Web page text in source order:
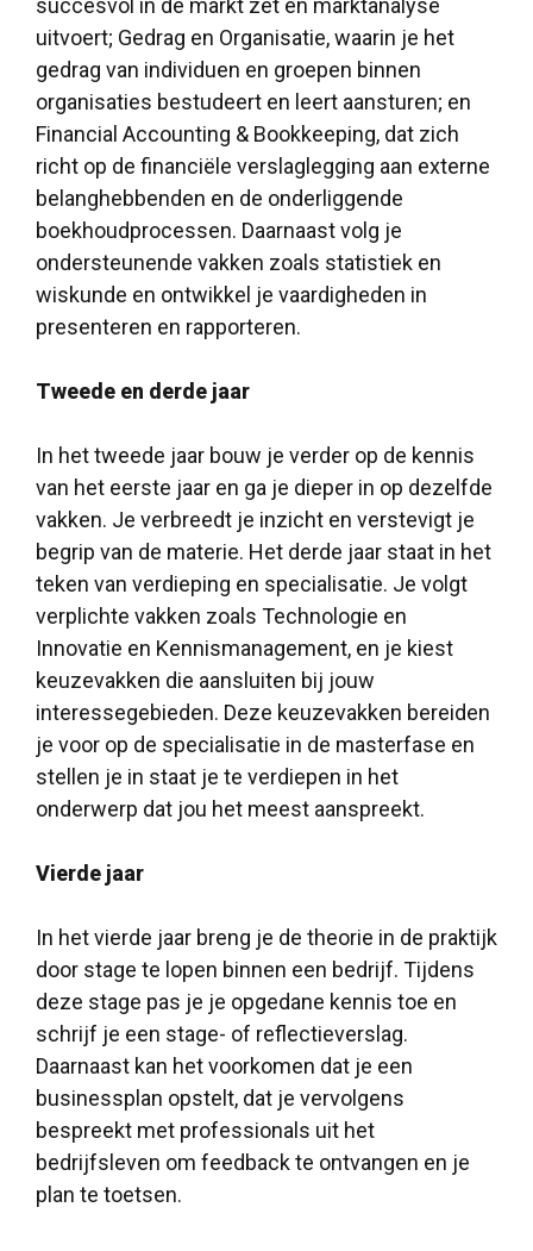
uitvoert; Gedrag en Organisatie, waarin je het
gedrag van individuen en groepen binnen
organisaties bestudeert en leert aansturen; en
Financial Accounting & Bookkeeping, dat zich
richt op de financiële verslaglegging aan externe
belanghebbenden en de onderliggende
boekhoudprocessen. Daarnaast volg je
ondersteunende vakken zoals statistiek en
wiskunde en ontwikkel je vaardigheden in
presenteren en rapporteren.
Tweede en derde jaar
In het tweede jaar bouw je verder op de kennis
van het eerste jaar en ga je dieper in op dezelfde
vakken. Je verbreedt je inzicht en verstevigt je
begrip van de materie. Het derde jaar staat in het
teken van verdieping en specialisatie. Je volgt
verplichte vakken zoals Technologie en
Innovatie en Kennismanagement, en je kiest
keuzevakken die aansluiten bij jouw
interessegebieden. Deze keuzevakken bereiden
je voor op de specialisatie in de masterfase en
stellen je in staat je te verdiepen in het
onderwerp dat jou het meest aanspreekt.
Vierde jaar
In het vierde jaar breng je de theorie in de praktijk
door stage te lopen binnen een bedrijf. Tijdens
deze stage pas je je opgedane kennis toe en
schrijf je een stage- of reflectieverslag.
Daarnaast kan het voorkomen dat je een
businessplan opstelt, dat je vervolgens
bespreekt met professionals uit het
bedrijfsleven om feedback te ontvangen en je
plan te toetsen.